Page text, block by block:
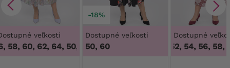
veľkosti
58, 60, 62, 64,50, 54, 56, 58, 60, 62, 64
-18%
Dostupné veľkosti
50, 60
Dostupné
48, 50, 52, 54, 56, 58,